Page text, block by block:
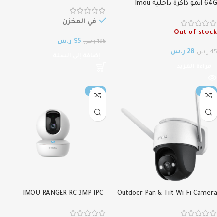
64G ايمو ذاكرة داخلية Imou
Out of stock
45 ر.س 28 ر.س
ميجا IPC-K2EN-3H1W Smart
Detection, Wi-Fi Ranger
في المخزن
195 ر.س 95 ر.س
-39%
Outdoor Pan & Tilt Wi-Fi Camera
فاي خارجية متحركة
-37%
IMOU RANGER RC 3MP IPC-